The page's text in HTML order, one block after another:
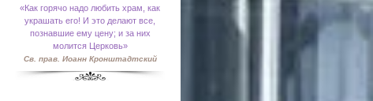
«Как горячо надо любить храм, как
украшать его! И это делают все,
познавшие ему цену; и за них
молится Церковь»
Св. прав. Иоанн Кронштадтский